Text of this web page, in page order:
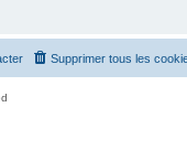
Supprimer tous les